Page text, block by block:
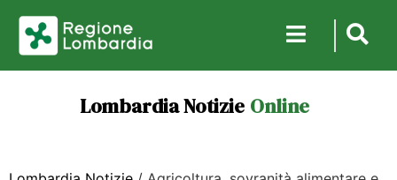
Lombardia Notizie Online